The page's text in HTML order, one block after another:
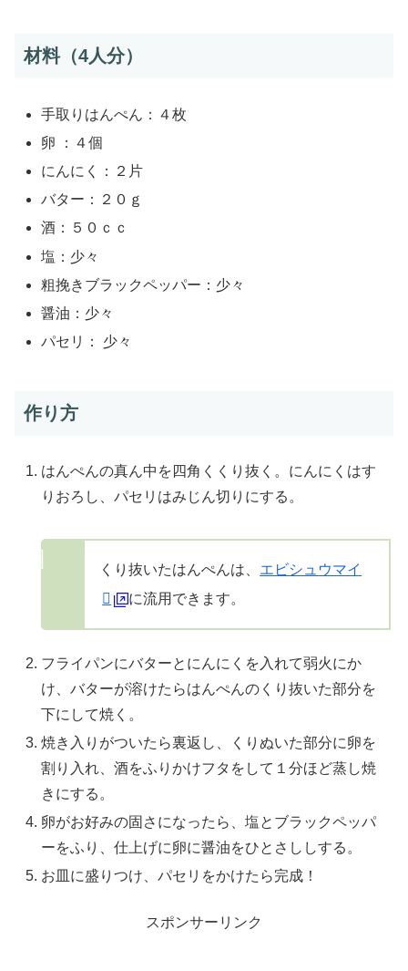
材料（4人分）
手取りはんぺん：４枚
卵 ：４個
にんにく：２片
バター：２０ｇ
酒：５０ｃｃ
塩：少々
粗挽きブラックペッパー：少々
醤油：少々
パセリ： 少々
作り方
はんぺんの真ん中を四角くくり抜く。にんにくはす
りおろし、パセリはみじん切りにする。
くり抜いたはんぺんは、 エビシュウマイ
に流用できます。
フライパンにバターとにんにくを入れて弱火にか
け、バターが溶けたらはんぺんのくり抜いた部分を
下にして焼く。
焼き入りがついたら裏返し、くりぬいた部分に卵を
割り入れ、酒をふりかけフタをして１分ほど蒸し焼
きにする。
卵がお好みの固さになったら、塩とブラックペッパ
ーをふり、仕上げに卵に醤油をひとさししする。
お皿に盛りつけ、パセリをかけたら完成！
スポンサーリンク